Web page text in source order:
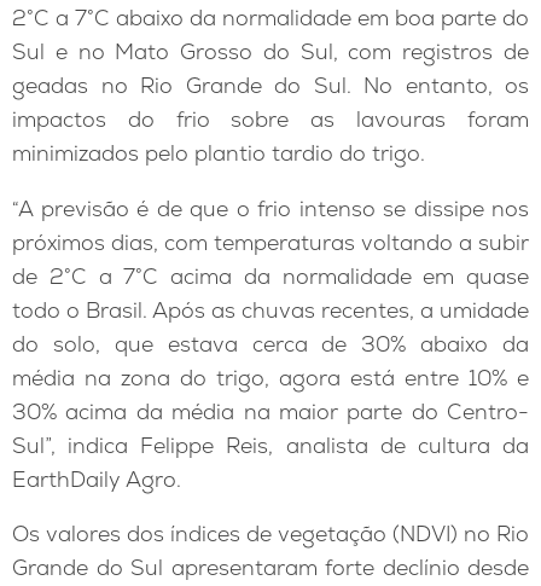
2°C a 7°C abaixo da normalidade em boa parte do
Sul e no Mato Grosso do Sul, com registros de
geadas no Rio Grande do Sul. No entanto, os
impactos do frio sobre as lavouras foram
minimizados pelo plantio tardio do trigo.
“A previsão é de que o frio intenso se dissipe nos
próximos dias, com temperaturas voltando a subir
de 2°C a 7°C acima da normalidade em quase
todo o Brasil. Após as chuvas recentes, a umidade
do solo, que estava cerca de 30% abaixo da
média na zona do trigo, agora está entre 10% e
30% acima da média na maior parte do Centro-
Sul”, indica Felippe Reis, analista de cultura da
EarthDaily Agro.
Os valores dos índices de vegetação (NDVI) no Rio
Grande do Sul apresentaram forte declínio desde